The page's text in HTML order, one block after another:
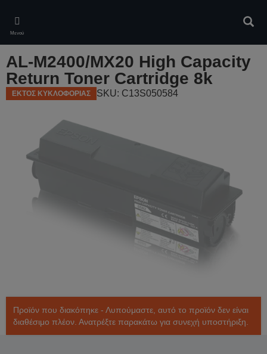
main
content
Μενού
AL-M2400/MX20 High Capacity
Return Toner Cartridge 8k
ΕΚΤΟΣ ΚΥΚΛΟΦΟΡΙΑΣ SKU: C13S050584
Προϊόν που διακόπηκε - Λυπούμαστε, αυτό το προϊόν δεν είναι
διαθέσιμο πλέον. Ανατρέξτε παρακάτω για συνεχή υποστήριξη.